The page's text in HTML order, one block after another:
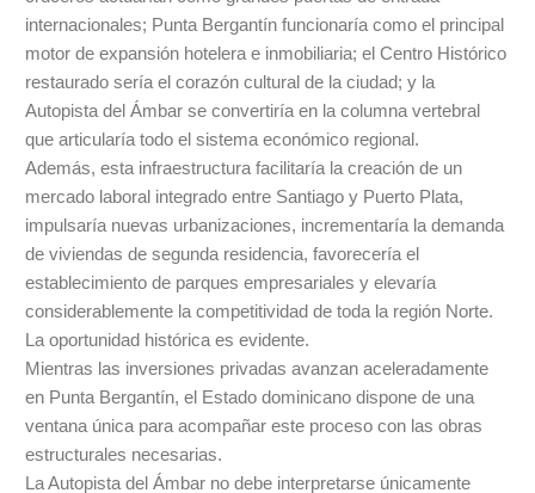
internacionales; Punta Bergantín funcionaría como el principal
motor de expansión hotelera e inmobiliaria; el Centro Histórico
restaurado sería el corazón cultural de la ciudad; y la
Autopista del Ámbar se convertiría en la columna vertebral
que articularía todo el sistema económico regional.
Además, esta infraestructura facilitaría la creación de un
mercado laboral integrado entre Santiago y Puerto Plata,
impulsaría nuevas urbanizaciones, incrementaría la demanda
de viviendas de segunda residencia, favorecería el
establecimiento de parques empresariales y elevaría
considerablemente la competitividad de toda la región Norte.
La oportunidad histórica es evidente.
Mientras las inversiones privadas avanzan aceleradamente
en Punta Bergantín, el Estado dominicano dispone de una
ventana única para acompañar este proceso con las obras
estructurales necesarias.
La Autopista del Ámbar no debe interpretarse únicamente